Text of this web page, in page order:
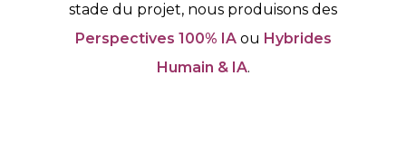
stade du projet, nous produisons des
Perspectives 100% IA ou Hybrides
Humain & IA.